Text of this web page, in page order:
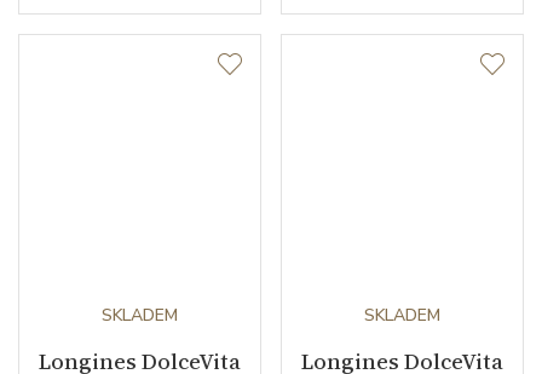
SKLADEM
Longines DolceVita
SKLADEM
Longines DolceVita